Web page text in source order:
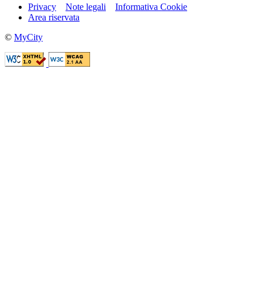
Privacy
Note legali
Informativa Cookie
Area riservata
© MyCity